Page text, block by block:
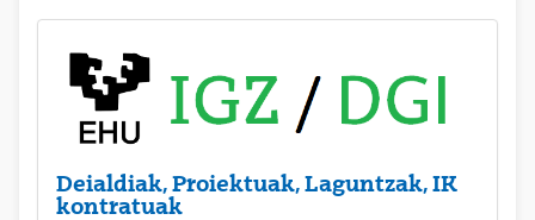
Deialdiak, Proiektuak, Laguntzak, IK
kontratuak